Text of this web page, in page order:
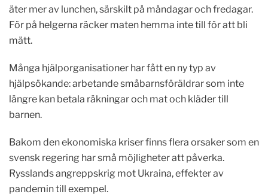
äter mer av lunchen, särskilt på måndagar och fredagar.
För på helgerna räcker maten hemma inte till för att bli
mätt.
Många hjälporganisationer har fått en ny typ av
hjälpsökande: arbetande småbarnsföräldrar som inte
längre kan betala räkningar och mat och kläder till
barnen.
Bakom den ekonomiska kriser finns flera orsaker som en
svensk regering har små möjligheter att påverka.
Rysslands angreppskrig mot Ukraina, effekter av
pandemin till exempel.